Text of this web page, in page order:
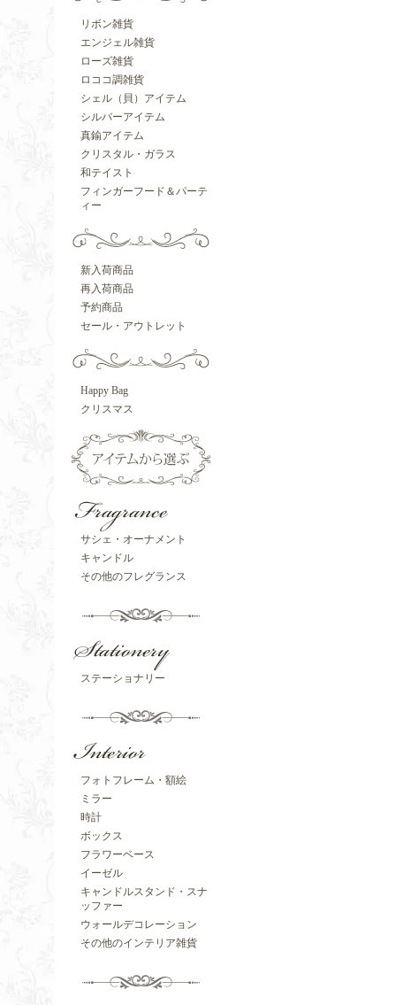
リボン雑貨
エンジェル雑貨
ローズ雑貨
ロココ調雑貨
シェル（貝）アイテム
シルバーアイテム
真鍮アイテム
クリスタル・ガラス
和テイスト
フィンガーフード＆パーテ
ィー
新入荷商品
再入荷商品
予約商品
セール・アウトレット
Happy Bag
クリスマス
サシェ・オーナメント
キャンドル
その他のフレグランス
ステーショナリー
フォトフレーム・額絵
ミラー
時計
ボックス
フラワーベース
イーゼル
キャンドルスタンド・スナ
ッファー
ウォールデコレーション
その他のインテリア雑貨